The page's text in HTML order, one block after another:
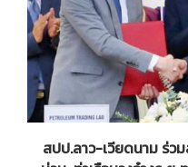
สปป.ลาว-เวียดนาม ร่ว